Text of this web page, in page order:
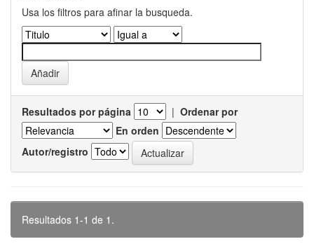
Usa los filtros para afinar la busqueda.
Resultados por página | Ordenar por
En orden
Autor/registro
Resultados 1-1 de 1.